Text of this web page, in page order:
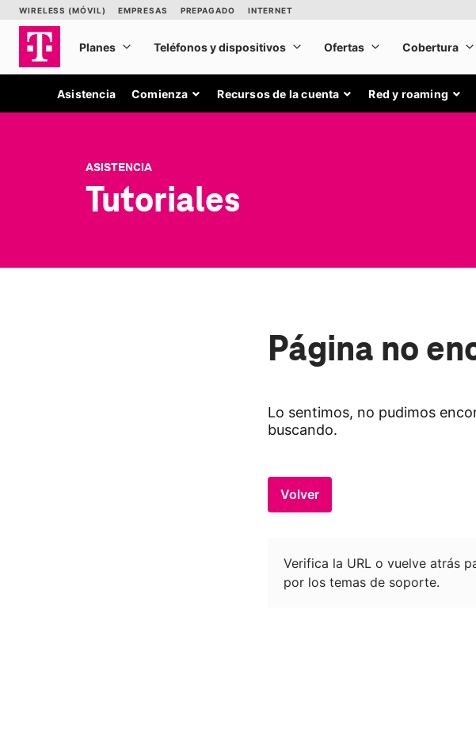
Asistencia Comienza Recursos de la cuenta Red y roaming
ASISTENCIA
Tutoriales